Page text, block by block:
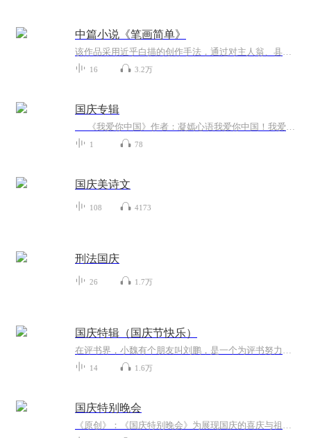
中篇小说《笔画简单》
该作品采用近乎白描的创作手法，通过对主人翁、县纪委书记肖瑞溪极具戏剧性的典型人物刻画，向人们展示了一位非常正义、非常敬业，同时在普通人看来也非常各色的纪检干部形象。 作品的主线一开始就非常扑朔迷离，矛盾纠葛错综复杂，让人欲罢不能。作品从肖瑞溪受到上一级纪委的调查起笔，一步一步展开里面的人物、事件冲突。表面上看是肖瑞溪从一封匿名信寻找到蛛丝马迹，从而将他和江滨大酒店老板林根福的矛盾推到了前台，事件的起因是该酒店一位叫李梅的员工“意外跳楼自杀”。作为局外人的县纪委书记肖瑞溪完全没有必要自寻烦恼往里撞，但就是那一封匿名信所透露出的疑点使肖瑞溪感觉到了自己作为一个纪检干部肩上的责任。正当他觉得想把“目前状况，需要了解一下”，这时有人在他身后捅给他致命的一刀。肖瑞溪抛开了过往办案的程序和惯常做法，以大无畏的胆识逐步引导对手最终暴露，揭开了“李梅意外跳楼”这一事件的真相…… 使人们有了一种“不管邪-恶多么猖狂，正义最终必将战胜邪-恶”的可贵信念；更让我们深刻地认识到“反腐倡廉”工作是多么的任重道远。
16 3.2万
国庆专辑
《我爱你中国》作者：凝嫣心语我爱你中国！我爱你春天蓬勃的秧苗；我爱你秋日金黄的硕果。我爱你中国！我爱你青松气质，我爱你红梅品格！我爱你家乡的甜蔗好像乳汁滋润着我的心窝。我爱你中国，我要把最美的歌儿献给你，我的母亲我的祖国。我爱你中国，我爱...
1 78
国庆美诗文
108 4173
刑法国庆
26 1.7万
国庆特辑（国庆节快乐）
在评书界，小魏有个朋友叫刘鹏，是一个为评书努力的小伙子。在2021年国庆期间，他想弄个特辑，便烦劳我给他录个爱国题材的评书小段儿。这种事情，不是特殊情况，小魏一般不会拒绝，也就给其录了一个《鲁迅踢鬼》，等他传完，我再传到我的专辑里。另外，小...
14 1.6万
国庆特别晚会
《原创》：《国庆特别晚会》为展现国庆的喜庆与祖国的深情我将以具体的场景切入从清晨升旗的庄严到街头巷尾的欢庆到历史与当下的交融，用优美的笔触传递对祖国的热爱与自豪！用诗歌和情感美文形式，歌颂祖国的繁荣富强，祝人民幸福安康！